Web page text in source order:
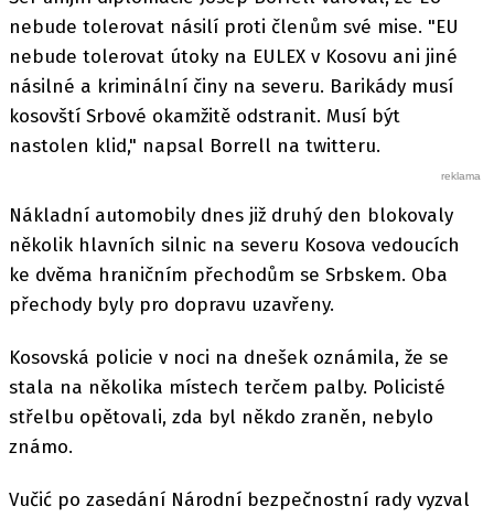
nebude tolerovat násilí proti členům své mise. "EU
nebude tolerovat útoky na EULEX v Kosovu ani jiné
násilné a kriminální činy na severu. Barikády musí
kosovští Srbové okamžitě odstranit. Musí být
nastolen klid," napsal Borrell na twitteru.
Nákladní automobily dnes již druhý den blokovaly
několik hlavních silnic na severu Kosova vedoucích
ke dvěma hraničním přechodům se Srbskem. Oba
přechody byly pro dopravu uzavřeny.
Kosovská policie v noci na dnešek oznámila, že se
stala na několika místech terčem palby. Policisté
střelbu opětovali, zda byl někdo zraněn, nebylo
známo.
Vučić po zasedání Národní bezpečnostní rady vyzval